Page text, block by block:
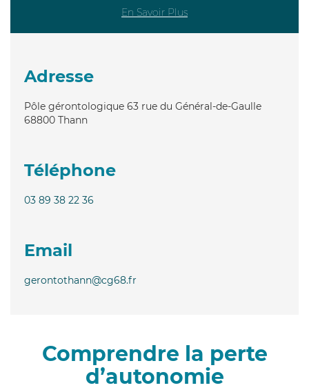
En Savoir Plus
Adresse
Pôle gérontologique 63 rue du Général-de-Gaulle
68800 Thann
Téléphone
03 89 38 22 36
Email
gerontothann@cg68.fr
Comprendre la perte
d’autonomie